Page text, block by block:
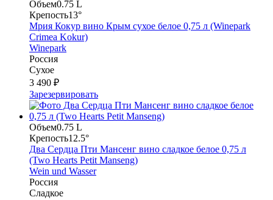
Объем0.75 L
Крепость13°
Мрия Кокур вино Крым сухое белое 0,75 л (Winepark
Crimea Kokur)
Winepark
Россия
Сухое
3 490 ₽
Зарезервировать
Объем0.75 L
Крепость12.5°
Два Сердца Пти Мансенг вино сладкое белое 0,75 л
(Two Hearts Petit Manseng)
Wein und Wasser
Россия
Сладкое